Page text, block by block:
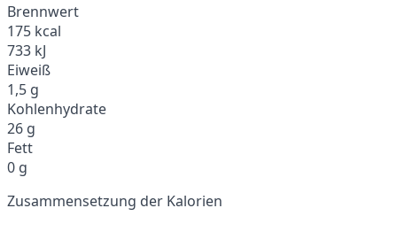
Brennwert
175 kcal
733 kJ
Eiweiß
1,5 g
Kohlenhydrate
26 g
Fett
0 g
Zusammensetzung der Kalorien